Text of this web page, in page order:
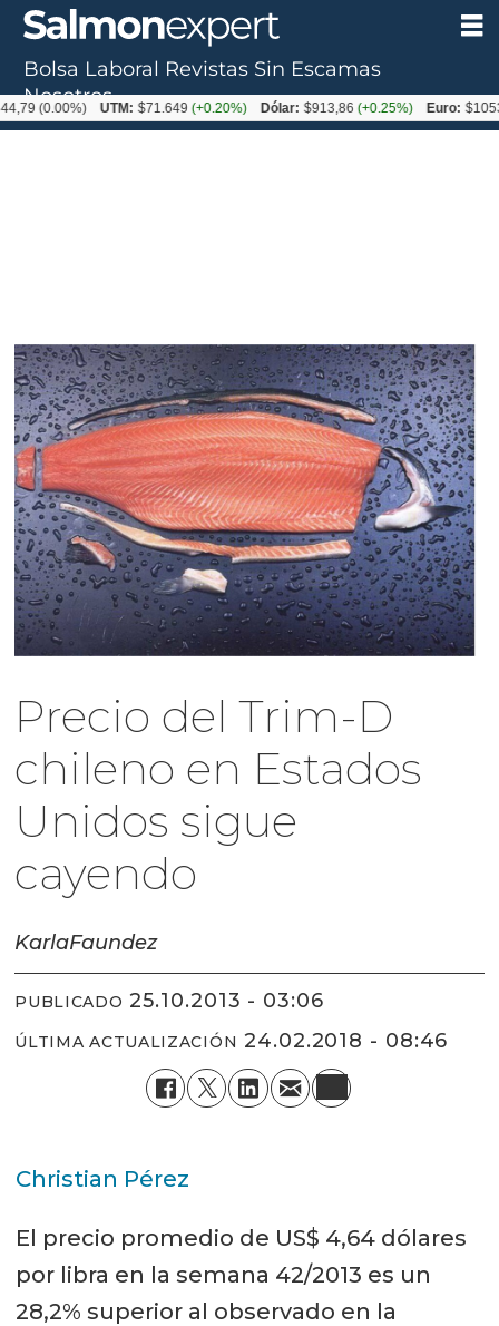
Precio del Trim-D
chileno en Estados
Unidos sigue
cayendo
KarlaFaundez
PUBLICADO 25.10.2013 - 03:06
ÚLTIMA ACTUALIZACIÓN 24.02.2018 - 08:46
Christian Pérez
El precio promedio de US$ 4,64 dólares
por libra en la semana 42/2013 es un
28,2% superior al observado en la
Bolsa Laboral Revistas Sin Escamas
Nosotros
UTM: $71.649(+0.20%) Dólar: $913,86(+0.25%) Euro: $1053,08(-